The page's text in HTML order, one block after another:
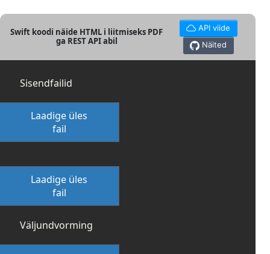
Swift koodi näide HTML i liitmiseks PDF
ga REST API abil
API viide
Näited
Sisendfailid
Laadige üles
fail
Laadige üles
fail
Väljundvorming